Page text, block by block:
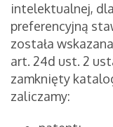
intelektualnej,
preferencyjną
została
art. 24d ust. 2
zamknięty
zaliczamy: